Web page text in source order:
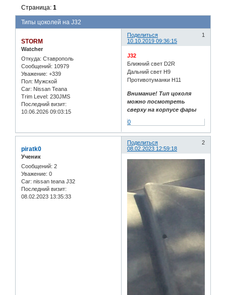
Типы цоколей на J32
Страница:1
Поделиться
1
10.10.2019 09:36:15
STORM
Watcher
Откуда: Ставрополь
Сообщений: 10979
Уважение: +339
Пол: Мужской
Car: Nissan Teana
Trim Level: 230JMS
Последний визит:
10.06.2026 09:03:15
J32
Ближний свет D2R
Дальний свет H9
Противотуманки Н11
Внимание! Тип цоколя
можно посмотреть
сверху на корпусе фары
0
Поделиться
2
08.02.2023 12:59:18
piratk0
Ученик
Сообщений: 2
Уважение: 0
Car: nissan teana J32
Последний визит:
08.02.2023 13:35:33